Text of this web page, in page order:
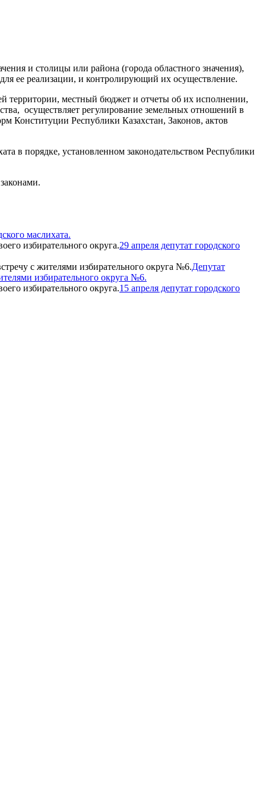
и столицы или района (города областного значения),
ее реализации, и контролирующий их осуществление.
территории, местный бюджет и отчеты об их исполнении,
осуществляет регулирование земельных отношений в
Конституции Республики Казахстан, Законов, актов
в порядке, установленном законодательством Республики
маслихата.
29 апреля депутат городского
Депутат
избирательного округа №6.
15 апреля депутат городского